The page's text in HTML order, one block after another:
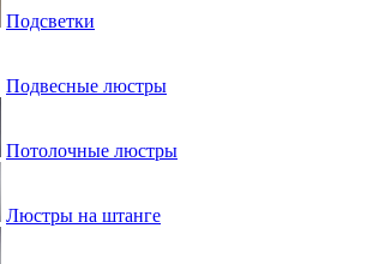
Подсветки
Подвесные люстры
Потолочные люстры
Люстры на штанге